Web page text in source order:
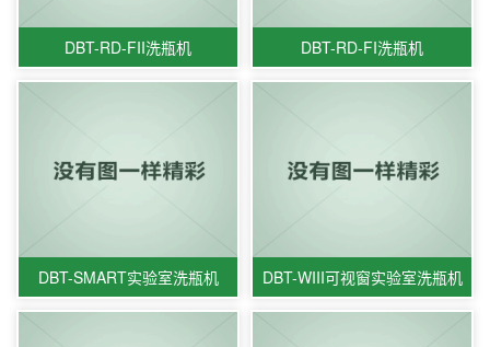
DBT-RD-FII洗瓶机 DBT-RD-FI洗瓶机
DBT-SMART实验室洗瓶机 DBT-WIII可视窗实验室洗瓶机